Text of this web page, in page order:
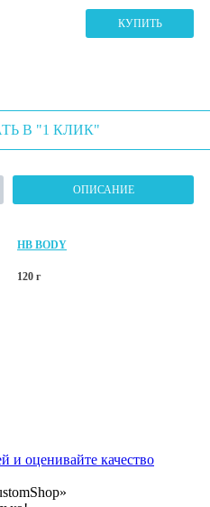
КУПИТЬ
В "1 КЛИК"
ОПИСАНИЕ
HB BODY
120 г